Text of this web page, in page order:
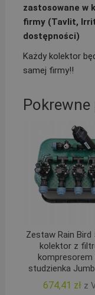
zastosowane w
firmy (Tavlit,
dostępności)
Każdy kolektor
samej firmy!!
Zestaw Rain Bird
kolektor z
kompresorem
studzienka
674,41 zł z